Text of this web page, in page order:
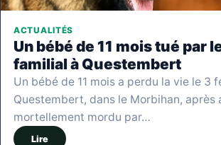
ACTUALITÉS
Un bébé de 11 mois tué par
familial à Questembert
Un bébé de 11 mois a perdu la vie le 3
Questembert, dans le Morbihan, après
mortellement mordu par…
Lire